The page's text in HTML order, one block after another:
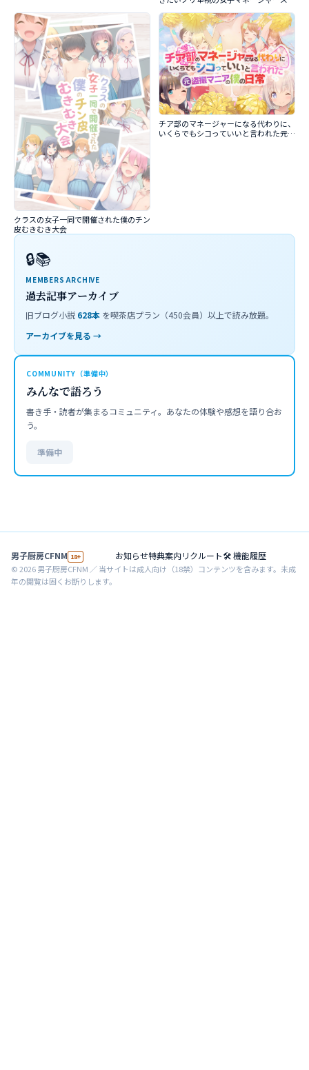
クラスの女子一同で開催された僕のチン
皮むきむき大会
チア部のマネージャーになる代わりに、
いくらでもシコっていいと言われた元盗
🔒📚
MEMBERS ARCHIVE
過去記事アーカイブ
旧ブログ小説 628本 を喫茶店プラン（450会員）以上で読み放題。
アーカイブを見る →
COMMUNITY（準備中）
みんなで語ろう
書き手・読者が集まるコミュニティ。あなたの体験や感想を語り合お
う。
準備中
男子厨房CFNM 18+ お知らせ特典案内リクルート🛠 機能履歴
©2026男子厨房CFNM ／ 当サイトは成人向け（18禁）コンテンツを含みます。未成
年の閲覧は固くお断りします。